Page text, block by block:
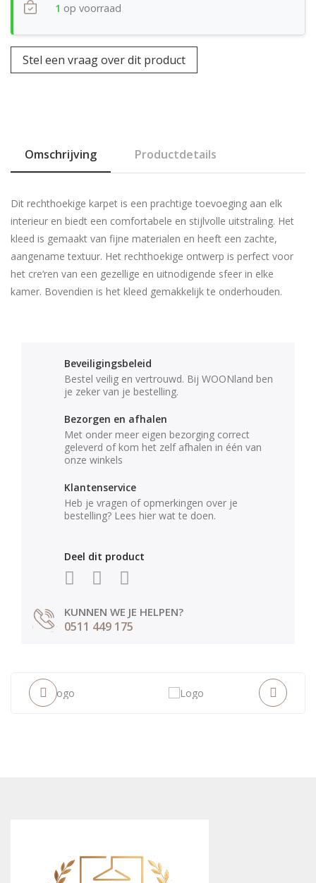
1 op voorraad
Stel een vraag over dit product
Omschrijving Productdetails
Dit rechthoekige karpet is een prachtige toevoeging aan elk
interieur en biedt een comfortabele en stijlvolle uitstraling. Het
kleed is gemaakt van fijne materialen en heeft een zachte,
aangename textuur. Het rechthoekige ontwerp is perfect voor
het cre‘ren van een gezellige en uitnodigende sfeer in elke
kamer. Bovendien is het kleed gemakkelijk te onderhouden.
Beveiligingsbeleid
Bestel veilig en vertrouwd. Bij WOONland ben
je zeker van je bestelling.
Bezorgen en afhalen
Met onder meer eigen bezorging correct
geleverd of kom het zelf afhalen in één van
onze winkels
Klantenservice
Heb je vragen of opmerkingen over je
bestelling? Lees hier wat te doen.
Deel dit product
KUNNEN WE JE HELPEN?
0511 449 175